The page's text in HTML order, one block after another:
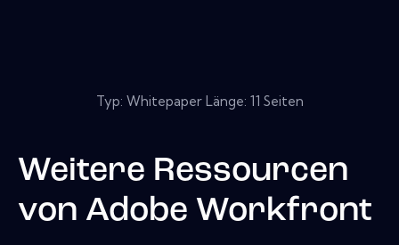
Typ: Whitepaper Länge: 11 Seiten
Weitere Ressourcen
von Adobe Workfront